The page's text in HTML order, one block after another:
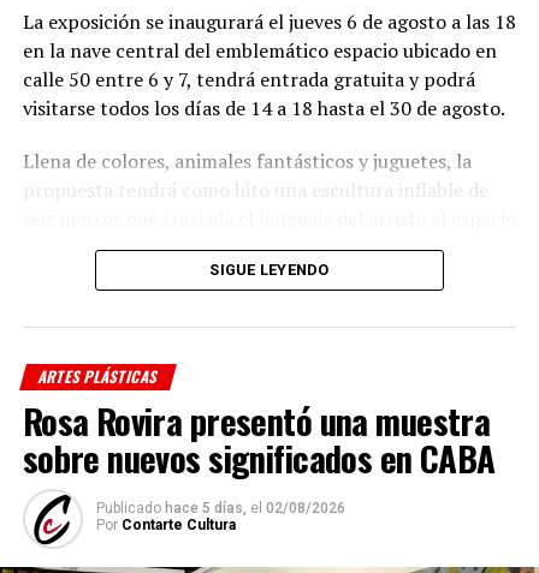
La exposición se inaugurará el jueves 6 de agosto a las 18
en la nave central del emblemático espacio ubicado en
calle 50 entre 6 y 7, tendrá entrada gratuita y podrá
visitarse todos los días de 14 a 18 hasta el 30 de agosto.
Llena de colores, animales fantásticos y juguetes, la
propuesta tendrá como hito una escultura inflable de
y propone una nueva forma de encontrarse con su
Además, reunirá obras especialmente seleccionadas que
dialogan con la escala y la arquitectura del edificio y
contará con un recorrido organizado en núcleos
temáticos que invitarán al público a descubrir distintas
etapas de la producción deCompagnucci.
La muestra será además el marco de la inauguración de
los nuevos paneles y del sistema de iluminación
especialmente diseñado para grandes exposiciones, que
SIGUE LEYENDO
ARTES PLÁSTICAS
Rosa Rovira presentó una muestra
sobre nuevos significados en CABA
Publicado hace 5 días, el 02/08/2026
Por Contarte Cultura